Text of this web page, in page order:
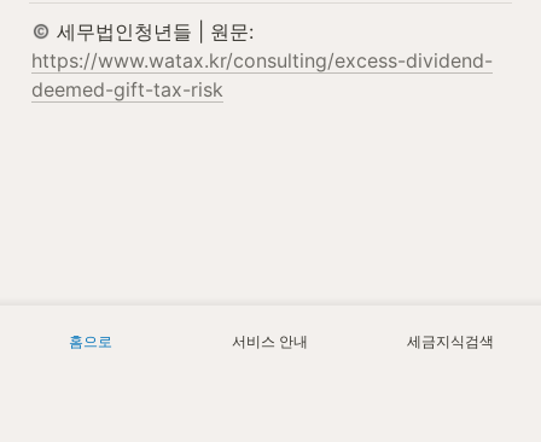
https://www.watax.kr/consulting/excess-dividend-
deemed-gift-tax-risk
홈으로 서비스 안내 세금지식검색